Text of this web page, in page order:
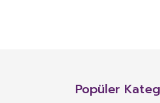
maddelerin konsantre veya
dozu belirlenmiş ürünleri ifade eder.
Popüler